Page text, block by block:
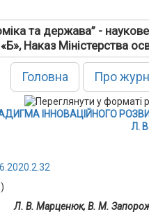
та держава” -
Наказ Міністерства
Головна Про
ІННОВАЦІЙНОГО
Л.
Л. В. Марценюк, В. М.